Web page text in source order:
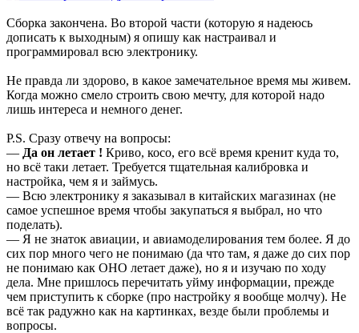
Сборка закончена. Во второй части (которую я надеюсь
дописать к выходным) я опишу как настраивал и
программировал всю электронику.
Не правда ли здорово, в какое замечательное время мы живем.
Когда можно смело строить свою мечту, для которой надо
лишь интереса и немного денег.
P.S. Сразу отвечу на вопросы:
— Да он летает ! Криво, косо, его всё время кренит куда то,
но всё таки летает. Требуется тщательная калибровка и
настройка, чем я и займусь.
— Всю электронику я заказывал в китайских магазинах (не
самое успешное время чтобы закупаться я выбрал, но что
поделать).
— Я не знаток авиации, и авиамоделирования тем более. Я до
сих пор много чего не понимаю (да что там, я даже до сих пор
не понимаю как ОНО летает даже), но я и изучаю по ходу
дела. Мне пришлось перечитать уйму информации, прежде
чем приступить к сборке (про настройку я вообще молчу). Не
всё так радужно как на картинках, везде были проблемы и
вопросы.